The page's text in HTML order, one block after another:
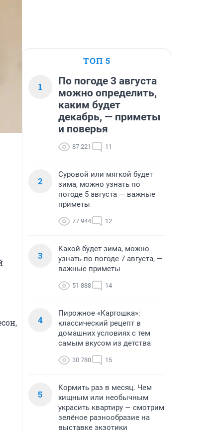
ТОП 5
1
По погоде 3 августа
можно определить,
каким будет
декабрь, — приметы
и поверья
87 221 11
2
Суровой или мягкой будет
зима, можно узнать по
погоде 5 августа — важные
приметы
77 944 12
3
Какой будет зима, можно
узнать по погоде 7 августа, —
важные приметы
51 888 14
4
Пирожное «Картошка»:
классический рецепт в
домашних условиях с тем
самым вкусом из детства
30 780 15
5
Кормить раз в месяц. Чем
хищным или необычным
украсить квартиру — смотрим
зелёное разнообразие на
выставке экзотики